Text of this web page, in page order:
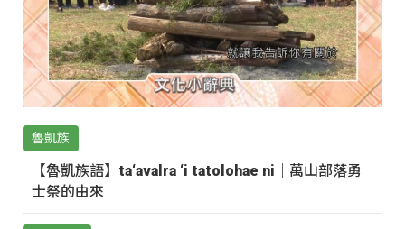
魯凱族
【魯凱族語】ta‘avalra ‘i tatolohae ni｜萬山部落勇
士祭的由來